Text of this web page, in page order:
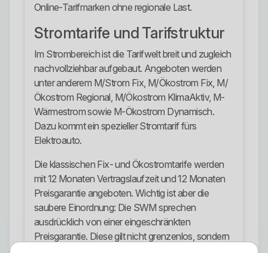
Online-Tarifmarken ohne regionale Last.
Stromtarife und Tarifstruktur
Im Strombereich ist die Tarifwelt breit und zugleich
nachvollziehbar aufgebaut. Angeboten werden
unter anderem M/Strom Fix, M/Ökostrom Fix, M/
Ökostrom Regional, M/Ökostrom KlimaAktiv, M-
Wärmestrom sowie M-Ökostrom Dynamisch.
Dazu kommt ein spezieller Stromtarif fürs
Elektroauto.
Die klassischen Fix- und Ökostromtarife werden
mit 12 Monaten Vertragslaufzeit und 12 Monaten
Preisgarantie angeboten. Wichtig ist aber die
saubere Einordnung: Die SWM sprechen
ausdrücklich von einer eingeschränkten
Preisgarantie. Diese gilt nicht grenzenlos, sondern